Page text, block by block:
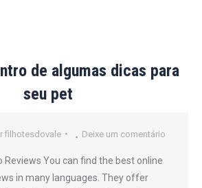
de algumas dicas para
seu pet
filhotesdovale Deixe um comentário
Reviews You can find the best online
in many languages. They offer